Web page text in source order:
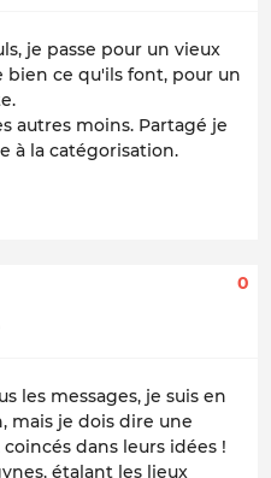
je passe pour un vieux
ce qu'ils font, pour un
autres moins. Partagé je
à la catégorisation.
0
les messages, je suis en
mais je dois dire une
dans leurs idées !
étalant les lieux